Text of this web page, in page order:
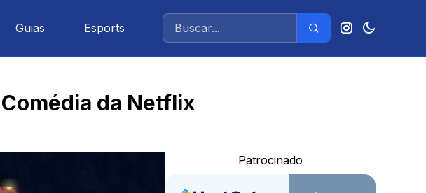
Guias Esports
da Netflix
Patrocinado